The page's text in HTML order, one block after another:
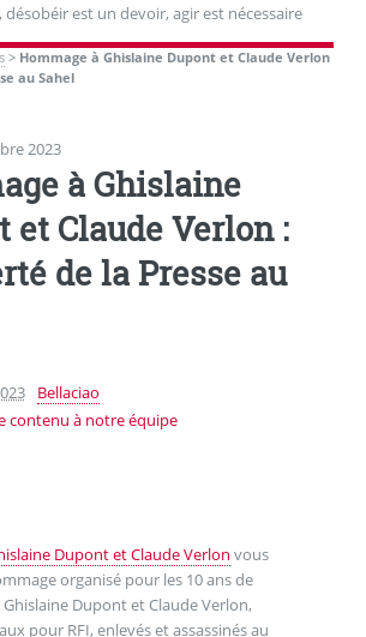
désobéir est un devoir, agir est nécessaire
> Hommage à Ghislaine Dupont et Claude Verlon
au Sahel
2023
à Ghislaine
et Claude Verlon :
de la Presse au
Bellaciao
contenu à notre équipe
Dupont et Claude Verlon vous
organisé pour les 10 ans de
Ghislaine Dupont et Claude Verlon,
pour RFI, enlevés et assassinés au